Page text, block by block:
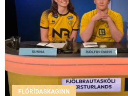
FLÓRÍDASKAGINN